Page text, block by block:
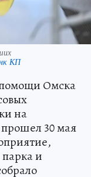
КП
Омска
на
30 мая
и